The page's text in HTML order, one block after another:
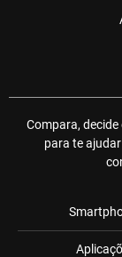
Compara,
para te